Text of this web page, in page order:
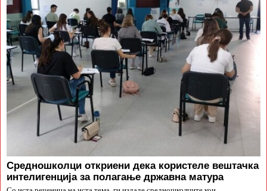
Средношколци откриени дека користеле вештачка
интелигенција за полагање државна матура